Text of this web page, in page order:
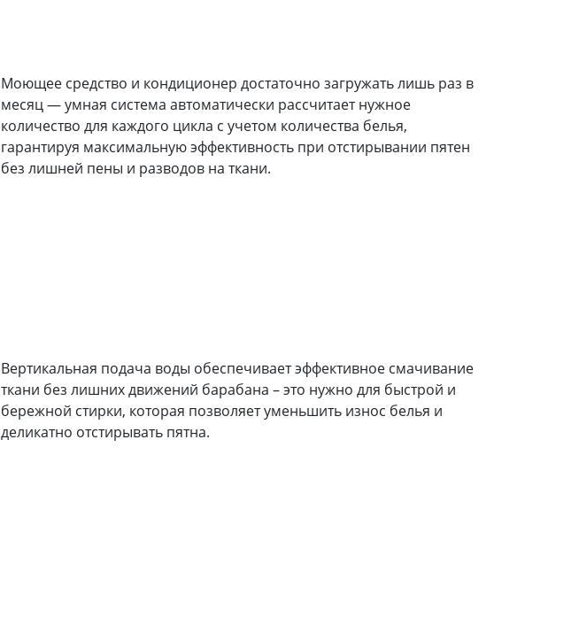
Моющее средство и кондиционер достаточно загружать лишь раз в
месяц — умная система автоматически рассчитает нужное
количество для каждого цикла с учетом количества белья,
гарантируя максимальную эффективность при отстирывании пятен
без лишней пены и разводов на ткани.
Вертикальная подача воды обеспечивает эффективное смачивание
ткани без лишних движений барабана – это нужно для быстрой и
бережной стирки, которая позволяет уменьшить износ белья и
деликатно отстирывать пятна.